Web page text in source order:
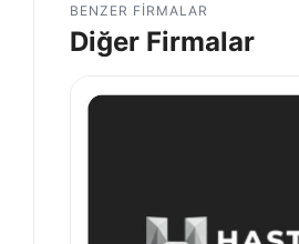
BENZER FIRMALAR
Diğer Firmalar